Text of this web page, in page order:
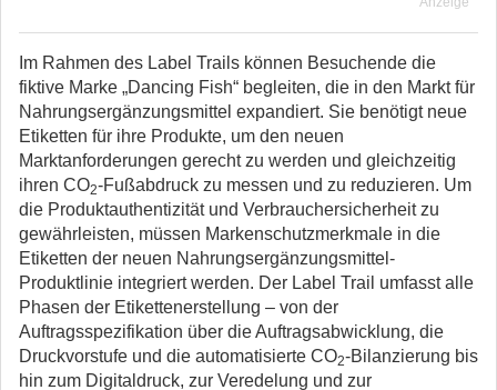
Im Rahmen des Label Trails können Besuchende die
fiktive Marke „Dancing Fish“ begleiten, die in den Markt für
Nahrungsergänzungsmittel expandiert. Sie benötigt neue
Etiketten für ihre Produkte, um den neuen
Marktanforderungen gerecht zu werden und gleichzeitig
ihren CO2-Fußabdruck zu messen und zu reduzieren. Um
die Produktauthentizität und Verbrauchersicherheit zu
gewährleisten, müssen Markenschutzmerkmale in die
Etiketten der neuen Nahrungsergänzungsmittel-
Produktlinie integriert werden. Der Label Trail umfasst alle
Phasen der Etikettenerstellung – von der
Auftragsspezifikation über die Auftragsabwicklung, die
Druckvorstufe und die automatisierte CO2-Bilanzierung bis
hin zum Digitaldruck, zur Veredelung und zur